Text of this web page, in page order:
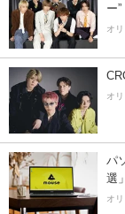
ー”
オ
オ
パ
選」
オ